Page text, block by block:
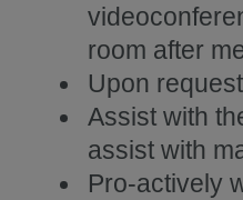
room after
Upon
Assist with
assist with
Pro-actively